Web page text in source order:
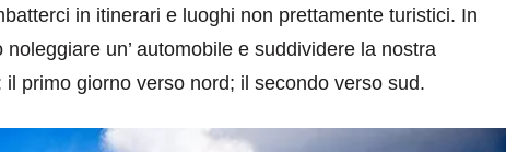
in itinerari e luoghi non prettamente turistici. In
un’ automobile e suddividere la nostra
primo giorno verso nord; il secondo verso sud.